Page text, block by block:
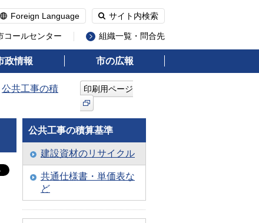
Foreign Language サイト内検索
コールセンター 組織一覧・問合先
政情報 市の広報
公共工事の積
印刷用ページ
公共工事の積算基準
建設資材のリサイクル
共通仕様書・単価表な
ど